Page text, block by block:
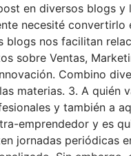
en diversos blogs
necesité
nos facilitan
sobre Ventas,
Combino
materias. 3. A
y también a
emprendedor y es
jornadas periódicas